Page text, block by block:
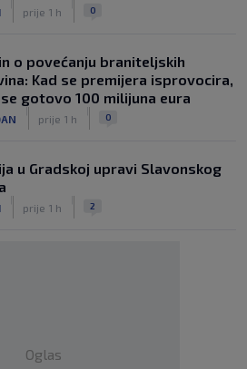
prije 1 h 0
o povećanju braniteljskih
Kad se premijera isprovocira,
se gotovo 100 milijuna eura
prije 1 h 0
u Gradskoj upravi Slavonskog
prije 1 h 2
Oglas